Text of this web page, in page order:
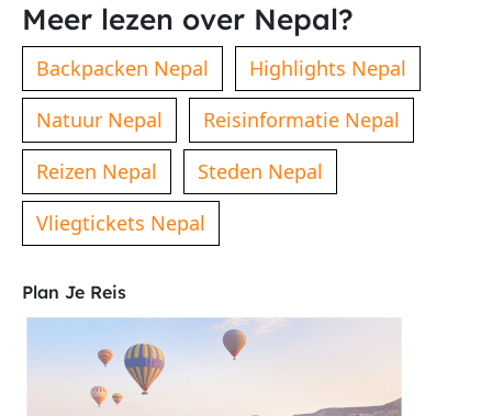
Plan Je Reis
Meer lezen over Nepal?
Backpacken Nepal
Highlights Nepal
Natuur Nepal
Reisinformatie Nepal
Reizen Nepal
Steden Nepal
Vliegtickets Nepal